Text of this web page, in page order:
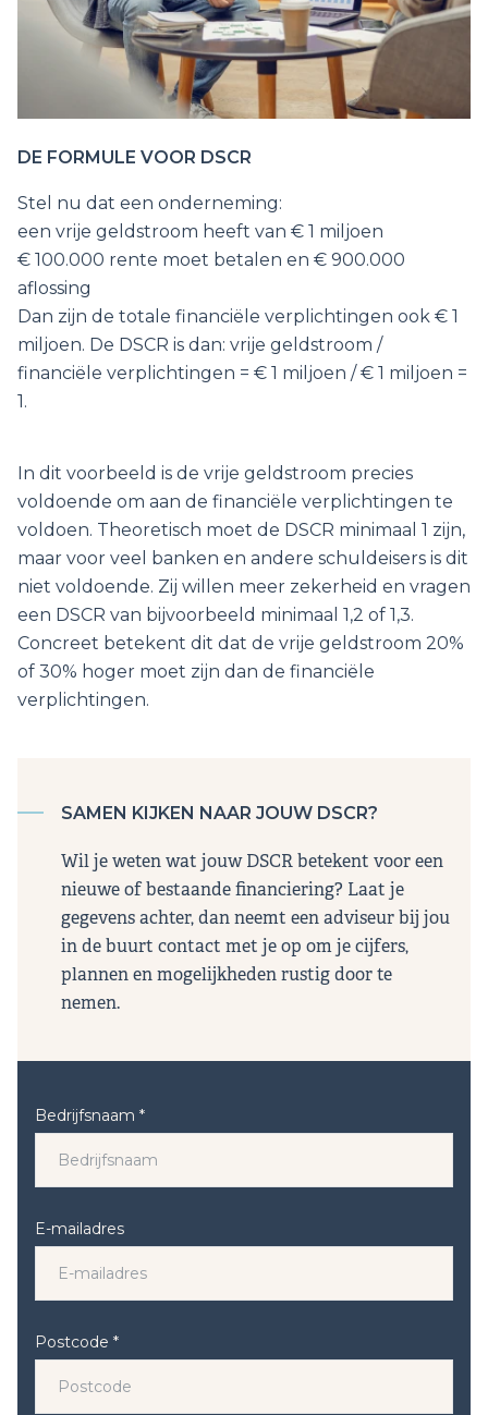
DE FORMULE VOOR DSCR
Stel nu dat een onderneming:
een vrije geldstroom heeft van € 1 miljoen
€ 100.000 rente moet betalen en € 900.000
aflossing
Dan zijn de totale financiële verplichtingen ook € 1
miljoen. De DSCR is dan: vrije geldstroom /
financiële verplichtingen = € 1 miljoen / € 1 miljoen =
1.
In dit voorbeeld is de vrije geldstroom precies
voldoende om aan de financiële verplichtingen te
voldoen. Theoretisch moet de DSCR minimaal 1 zijn,
maar voor veel banken en andere schuldeisers is dit
niet voldoende. Zij willen meer zekerheid en vragen
een DSCR van bijvoorbeeld minimaal 1,2 of 1,3.
Concreet betekent dit dat de vrije geldstroom 20%
of 30% hoger moet zijn dan de financiële
verplichtingen.
SAMEN KIJKEN NAAR JOUW DSCR?
Wil je weten wat jouw DSCR betekent voor een
nieuwe of bestaande financiering? Laat je
gegevens achter, dan neemt een adviseur bij jou
in de buurt contact met je op om je cijfers,
plannen en mogelijkheden rustig door te
nemen.
Bedrijfsnaam *
E-mailadres
Postcode *